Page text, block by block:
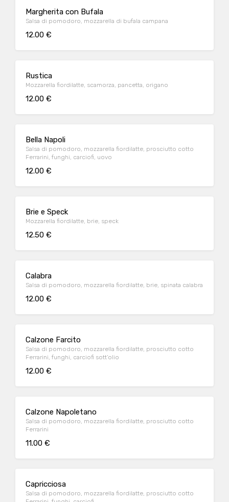
Margherita con Bufala
Salsa di pomodoro, mozzarella di bufala campana
12.00 €
Rustica
Mozzarella fiordilatte, scamorza, pancetta, origano
12.00 €
Bella Napoli
Salsa di pomodoro, mozzarella fiordilatte, prosciutto cotto
Ferrarini, funghi, carciofi, uovo
12.00 €
Brie e Speck
Mozzarella fiordilatte, brie, speck
12.50 €
Calabra
Salsa di pomodoro, mozzarella fiordilatte, brie, spinata calabra
12.00 €
Calzone Farcito
Salsa di pomodoro, mozzarella fiordilatte, prosciutto cotto
Ferrarini, funghi, carciofi sott’olio
12.00 €
Calzone Napoletano
Salsa di pomodoro, mozzarella fiordilatte, prosciutto cotto
Ferrarini
11.00 €
Capricciosa
Salsa di pomodoro, mozzarella fiordilatte, prosciutto cotto